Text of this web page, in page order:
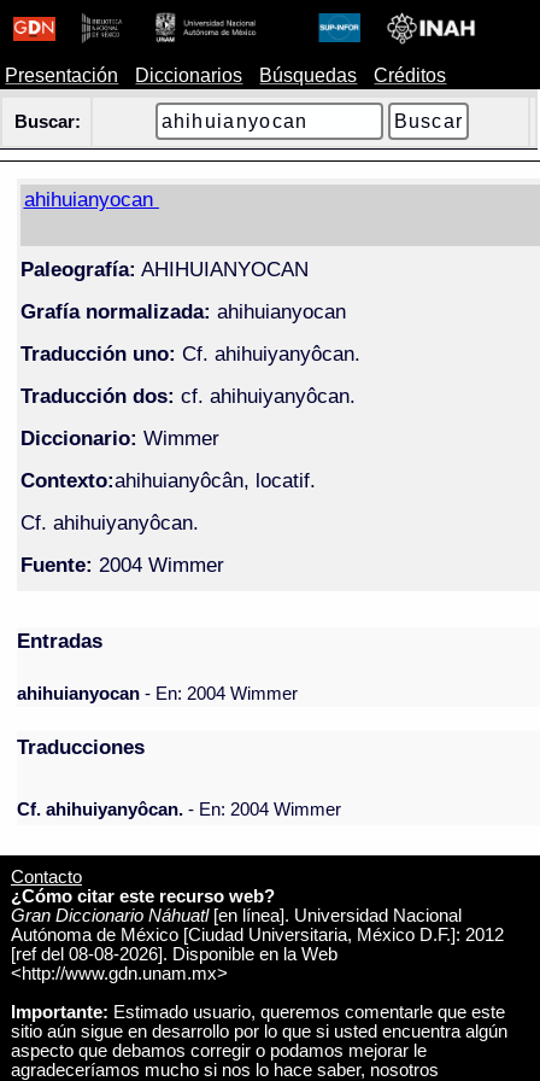
Presentación Diccionarios Búsquedas Créditos
Buscar:
ahihuianyocan
Paleografía: AHIHUIANYOCAN
Grafía normalizada: ahihuianyocan
Traducción uno: Cf. ahihuiyanyôcan.
Traducción dos: cf. ahihuiyanyôcan.
Diccionario: Wimmer
Contexto:ahihuianyôcân, locatif.
Cf. ahihuiyanyôcan.
Fuente: 2004 Wimmer
Entradas
ahihuianyocan- En: 2004 Wimmer
Traducciones
Cf. ahihuiyanyôcan. - En: 2004 Wimmer
Contacto
¿Cómo citar este recurso web?
Gran Diccionario Náhuatl[en línea]. Universidad Nacional
Autónoma de México [Ciudad Universitaria, México D.F.]: 2012
[ref del 08-08-2026]. Disponible en la Web
<http://www.gdn.unam.mx>
Importante: Estimado usuario, queremos comentarle que este
sitio aún sigue en desarrollo por lo que si usted encuentra algún
aspecto que debamos corregir o podamos mejorar le
agradeceríamos mucho si nos lo hace saber, nosotros